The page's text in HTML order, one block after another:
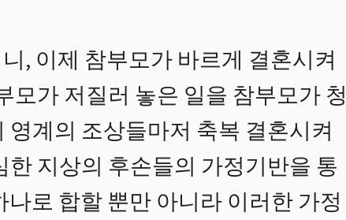
, 이제 참부모가 바르게 결혼시켜
모가 저질러 놓은 일을 참부모가 청
계의 조상들마저 축복 결혼시켜
지상의 후손들의 가정기반을 통
로 합할 뿐만 아니라 이러한 가정